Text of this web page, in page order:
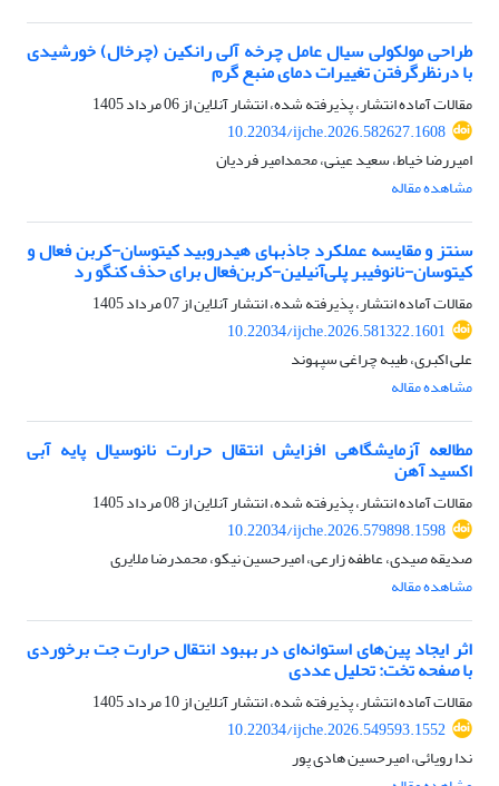
طراحی مولکولی سیال عامل چرخه آلی رانکین (چرخال) خورشیدی
با درنظرگرفتن تغییرات دمای منبع گرم
مقالات آماده انتشار، پذیرفته شده، انتشار آنلاین از06 مرداد 1405
10.22034/ijche.2026.582627.1608
امیررضا خیاط، سعید عینی، محمدامیر فردیان
مشاهده مقاله
سنتز و مقایسه عملکرد جاذبهای هیدروبید کیتوسان-کربن فعال و
کیتوسان-نانوفیبر پلی‌آنیلین-کربن‌فعال برای حذف کنگو رد
مقالات آماده انتشار، پذیرفته شده، انتشار آنلاین از07 مرداد 1405
10.22034/ijche.2026.581322.1601
علی اکبری، طیبه چراغی سپهوند
مشاهده مقاله
مطالعه آزمایشگاهی افزایش انتقال حرارت نانوسیال پایه آبی
اکسید آهن
مقالات آماده انتشار، پذیرفته شده، انتشار آنلاین از08 مرداد 1405
10.22034/ijche.2026.579898.1598
صدیقه صیدی، عاطفه زارعی، امیرحسین نیکو، محمدرضا ملایری
مشاهده مقاله
اثر ایجاد پین‌های استوانه‌ای در بهبود انتقال حرارت جت برخوردی
با صفحه تخت: تحلیل عددی
مقالات آماده انتشار، پذیرفته شده، انتشار آنلاین از10 مرداد 1405
10.22034/ijche.2026.549593.1552
ندا رویائی، امیرحسین هادی پور